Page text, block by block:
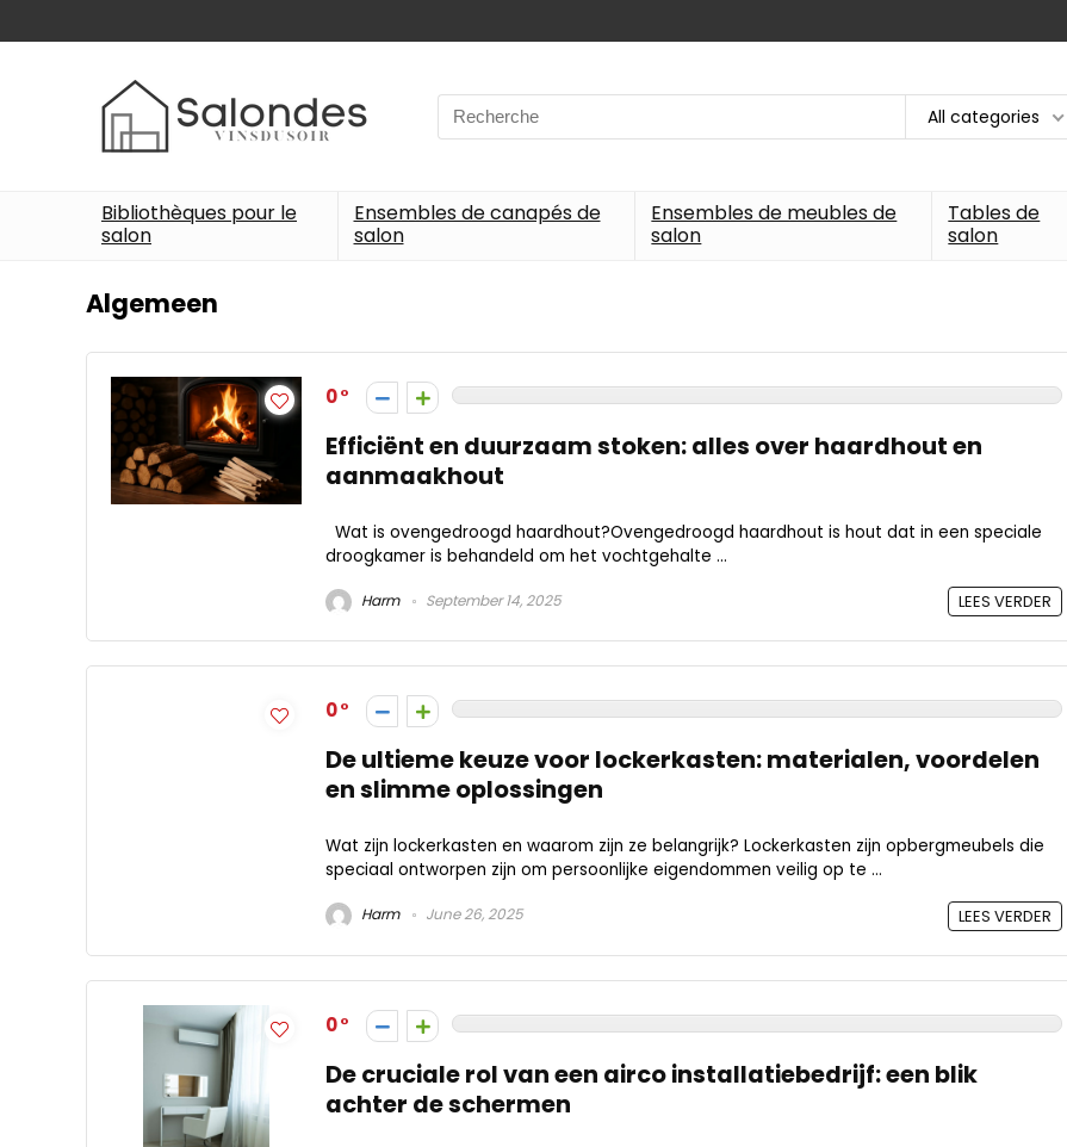
Search
for:
All categories
Bibliothèques pour le
salon
Ensembles de canapés de
salon
Ensembles de meubles de
salon
Tables de
salon
Algemeen
0
Efficiënt en duurzaam stoken: alles over haardhout en
aanmaakhout
Wat is ovengedroogd haardhout?Ovengedroogd haardhout is hout dat in een speciale
droogkamer is behandeld om het vochtgehalte ...
Harm September 14, 2025 LEES VERDER
0
De ultieme keuze voor lockerkasten: materialen, voordelen
en slimme oplossingen
Wat zijn lockerkasten en waarom zijn ze belangrijk? Lockerkasten zijn opbergmeubels die
speciaal ontworpen zijn om persoonlijke eigendommen veilig op te ...
Harm June 26, 2025 LEES VERDER
0
De cruciale rol van een airco installatiebedrijf: een blik
achter de schermen